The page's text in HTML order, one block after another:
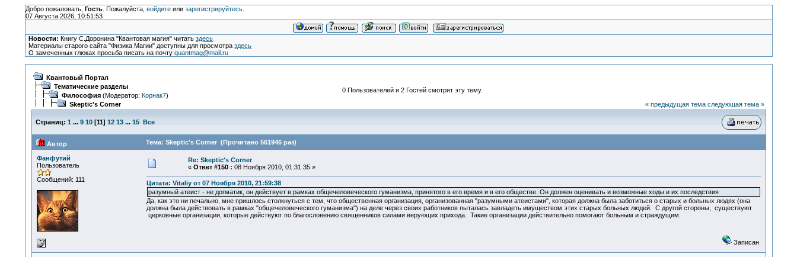
Добро пожаловать, Гость. Пожалуйста, войдитеили зарегистрируйтесь.
07 Августа 2026, 10:51:53
Новости: Книгу С.Доронина "Квантовая магия" читатьздесь
Материалы старого сайта "Физика Магии" доступны для просмотраздесь
О замеченных глюках просьба писать на почтуquantmag@mail.ru
Квантовый Портал
Тематические разделы
Философия(Модератор: Корнак7)
Skeptic's Corner
0 Пользователей и 2 Гостей смотрят эту тему.
« предыдущая тема следующая тема »
Страниц: 1 ... 9 10[11] 12 13 ... 15 Все
Автор Тема: Skeptic's Corner (Прочитано 561946 раз)
Фанфутий
Пользователь
Сообщений: 111
Re: Skeptic's Corner
« Ответ #150 : 08 Ноября 2010, 01:31:35 »
Цитата: Vitaliy от 07 Ноября 2010, 21:59:38
разумный атеист - не догматик, он действует в рамках общечеловеческого гуманизма, принятого в его время и в его обществе. Он должен оценивать и возможные ходы и их последствия
Да, как это ни печально, мне пришлось столкнуться с тем, что общественная организация, организованная "разумными атеистами", которая должна была заботиться о старых и больных людях (она
должна была действовать в рамках "общечеловеческого гуманизма") на деле через своих работников пыталась завладеть имуществом этих старых больных людей. С другой стороны, существуют
церковные организации, которые действуют по благословению священников силами верующих прихода. Такие организации действительно помогают больным и страждущим.
Записан